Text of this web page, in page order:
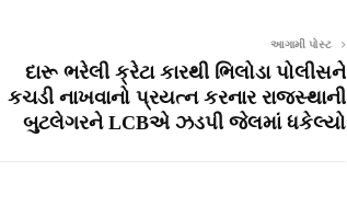
આગામી પોસ્ટ
દારૂ ભરેલી ક્રેટા કારથી ભિલોડા પોલીસને
કચડી નાખવાનો પ્રયત્ન કરનાર રાજસ્થાની
બુટલેગરને LCBએ ઝડપી જેલમાં ધકેલ્યો